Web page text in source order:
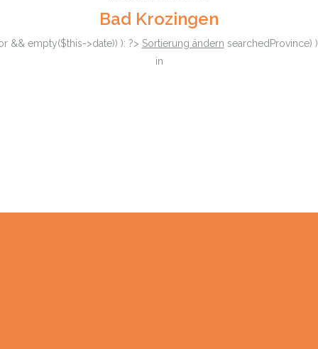
Bad Krozingen
&& empty($this->date)) ): ?> Sortierung ändern searchedProvince)
in